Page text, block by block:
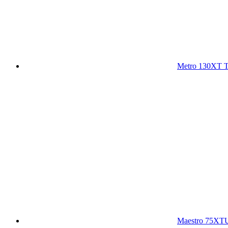
Metro 130XT
Maestro